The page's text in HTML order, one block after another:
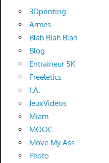
3Dprinting
Armes
Blah Blah Blah
Blog
Entraineur 5K
Freeletics
I.A.
JeuxVideos
Miam
MOOC
Move My Ass
Photo